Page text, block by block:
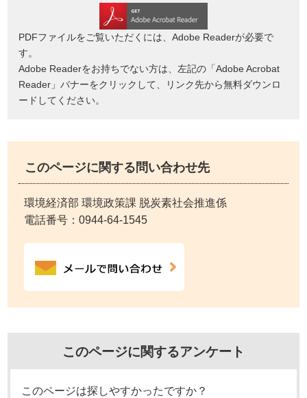
PDFファイルをご覧いただくには、Adobe Readerが必要で
す。
Adobe Readerをお持ちでない方は、左記の「Adobe Acrobat
Reader」バナーをクリックして、リンク先から無料ダウンロ
ードしてください。
このページに関する問い合わせ先
環境経済部 環境政策課 脱炭素社会推進係
電話番号：0944-64-1545
このページに関するアンケート
このページは探しやすかったですか？